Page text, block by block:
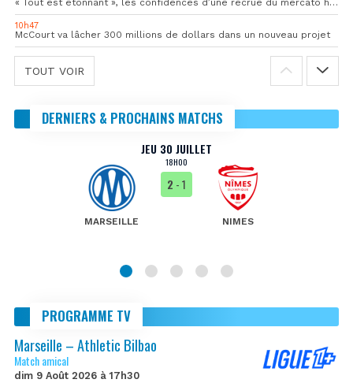
10h47
McCourt va lâcher 300 millions de dollars dans un nouveau projet
TOUT VOIR
DERNIERS & PROCHAINS MATCHS
JEU 30 JUILLET
18H00
MARSEILLE
2 - 1
NIMES
PROGRAMME TV
Marseille – Athletic Bilbao
Match amical
dim 9 Août 2026 à 17h30